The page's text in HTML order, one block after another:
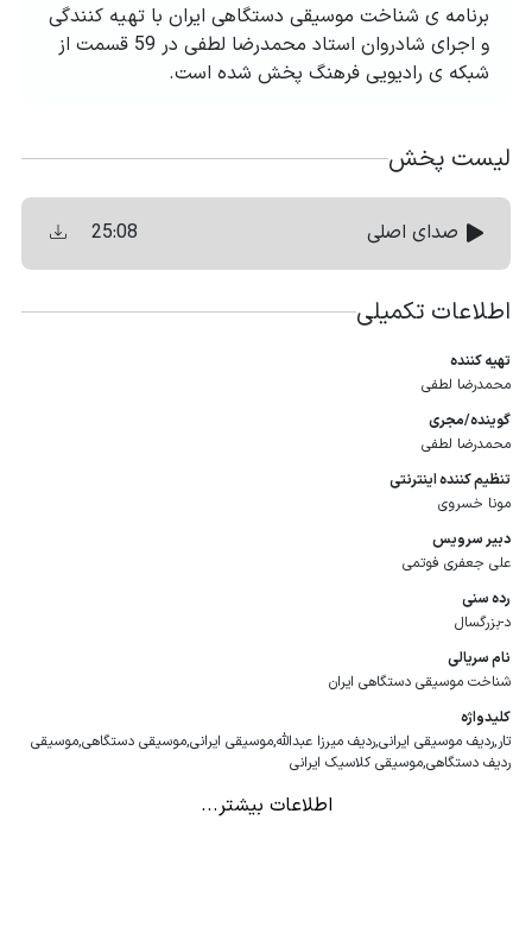
برنامه ی شناخت موسیقی دستگاهی ایران با تهیه کنندگی
و اجرای شادروان استاد محمدرضا لطفی در 59 قسمت از
شبکه ی رادیویی فرهنگ پخش شده است.
لیست پخش
صدای اصلی 25:08
اطلاعات تکمیلی
تهیه كننده
محمدرضا لطفی
گوینده/مجری
محمدرضا لطفی
تنظیم کننده اینترنتی
مونا خسروی
دبیر سرویس
علی جعفری فوتمی
رده سنی
د-بزرگسال
نام سریالی
شناخت موسیقی دستگاهی ایران
كلیدواژه
تار,ردیف موسیقی ایرانی,ردیف میرزا عبدالله,موسیقی ایرانی,موسیقی دستگاهی,موسیقی
ردیف دستگاهی,موسیقی کلاسیک ایرانی
اطلاعات بیشتر...